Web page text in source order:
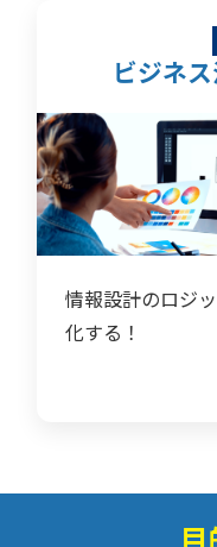
ビジネ
情報設計のロジ
化する！